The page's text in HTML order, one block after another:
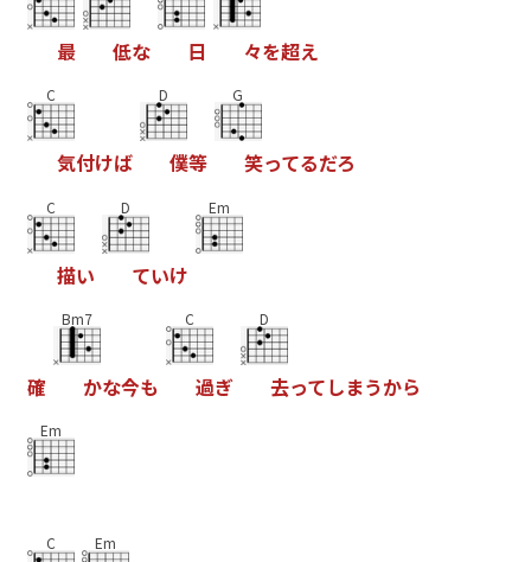
最 低な 日 々を超え
C
気付けば
D
僕等
G
笑ってるだろ
C
描い
D
ていけ
Em
確
Bm7
かな今も
C
過ぎ
D
去ってしまうから
Em
C Em